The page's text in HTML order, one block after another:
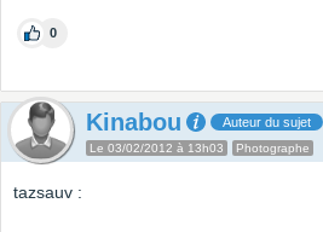
0
Kinabou Auteur du sujet
Le 03/02/2012 à 13h03 Photographe
tazsauv :